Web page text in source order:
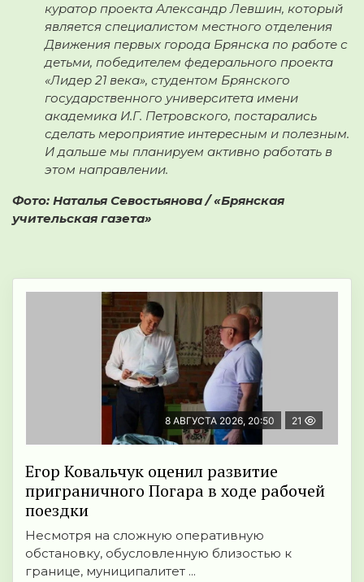
куратор проекта Александр Левшин, который
является специалистом местного отделения
Движения первых города Брянска по работе с
детьми, победителем федерального проекта
«Лидер 21 века», студентом Брянского
государственного университета имени
академика И.Г. Петровского, постарались
сделать мероприятие интересным и полезным.
И дальше мы планируем активно работать в
этом направлении.
Фото: Наталья Севостьянова / «Брянская
учительская газета»
8 АВГУСТА 2026, 20:50 21
Егор Ковальчук оценил развитие
приграничного Погара в ходе рабочей
поездки
Несмотря на сложную оперативную
обстановку, обусловленную близостью к
границе, муниципалитет ...